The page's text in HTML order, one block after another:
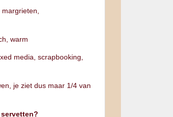
warm
media, scrapbooking,
je ziet dus maar 1/4 van